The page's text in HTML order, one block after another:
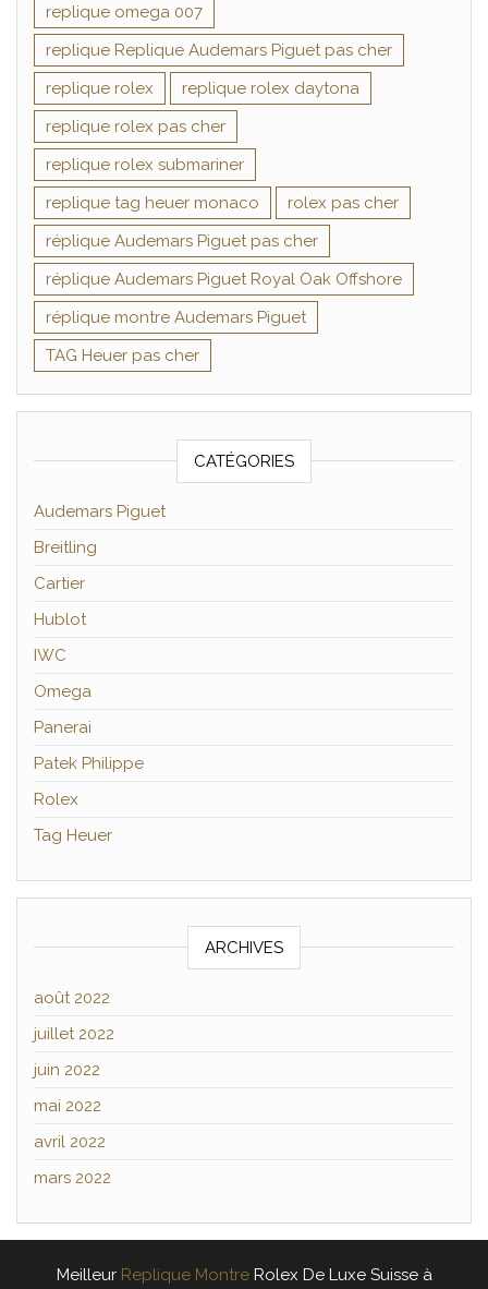
replique omega 007
replique Replique Audemars Piguet pas cher
replique rolex
replique rolex daytona
replique rolex pas cher
replique rolex submariner
replique tag heuer monaco
rolex pas cher
réplique Audemars Piguet pas cher
réplique Audemars Piguet Royal Oak Offshore
réplique montre Audemars Piguet
TAG Heuer pas cher
CATÉGORIES
Audemars Piguet
Breitling
Cartier
Hublot
IWC
Omega
Panerai
Patek Philippe
Rolex
Tag Heuer
ARCHIVES
août 2022
juillet 2022
juin 2022
mai 2022
avril 2022
mars 2022
Meilleur Replique MontreRolex De Luxe Suisse à